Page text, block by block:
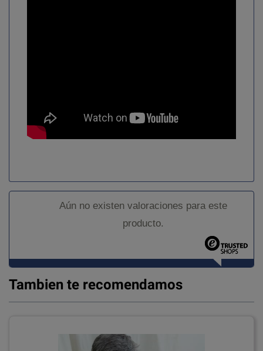
Aún no existen valoraciones para este
producto.
Tambien te recomendamos